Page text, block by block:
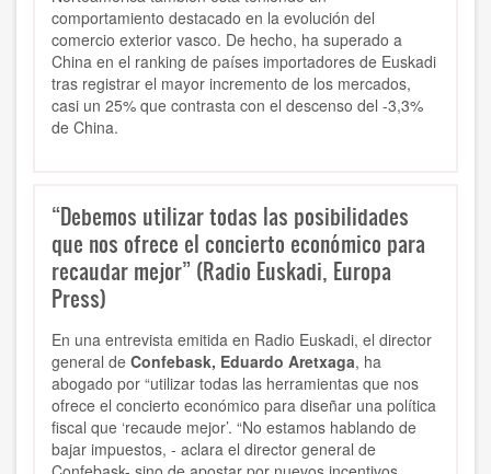
comportamiento destacado en la evolución del
comercio exterior vasco. De hecho, ha superado a
China en el ranking de países importadores de Euskadi
tras registrar el mayor incremento de los mercados,
casi un 25% que contrasta con el descenso del -3,3%
de China.
“Debemos utilizar todas las posibilidades
que nos ofrece el concierto económico para
recaudar mejor” (Radio Euskadi, Europa
Press)
En una entrevista emitida en Radio Euskadi, el director
general de Confebask, Eduardo Aretxaga, ha
abogado por “utilizar todas las herramientas que nos
ofrece el concierto económico para diseñar una política
fiscal que ‘recaude mejor’. “No estamos hablando de
bajar impuestos, - aclara el director general de